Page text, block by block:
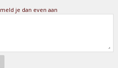
meld je dan even aan